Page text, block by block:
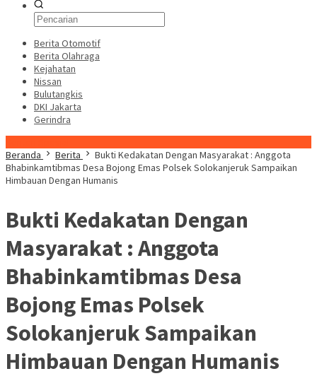
Berita Otomotif
Berita Olahraga
Kejahatan
Nissan
Bulutangkis
DKI Jakarta
Gerindra
Beranda
Berita
Bukti Kedakatan Dengan Masyarakat : Anggota
Bhabinkamtibmas Desa Bojong Emas Polsek Solokanjeruk Sampaikan
Himbauan Dengan Humanis
Bukti Kedakatan Dengan
Masyarakat : Anggota
Bhabinkamtibmas Desa
Bojong Emas Polsek
Solokanjeruk Sampaikan
Himbauan Dengan Humanis